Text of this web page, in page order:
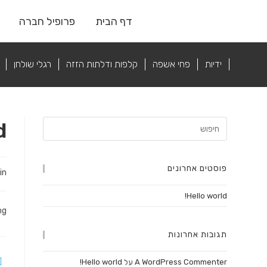
דף הבית פרופיל חברה
רגלי שולחן קלפות ודלתות הזזה פחי אשפה ידיות
פוסטים אחרונים
Hello world!
תגובות אחרונות
A WordPress Commenter על Hello world!